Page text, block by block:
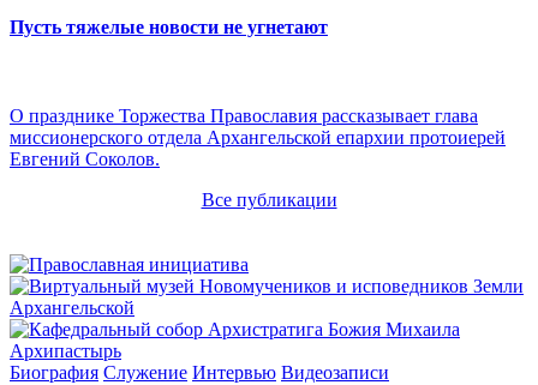
Пусть тяжелые новости не угнетают
О празднике Торжества Православия рассказывает глава
миссионерского отдела Архангельской епархии протоиерей
Евгений Соколов.
Все публикации
Архипастырь
Биография Служение Интервью Видеозаписи